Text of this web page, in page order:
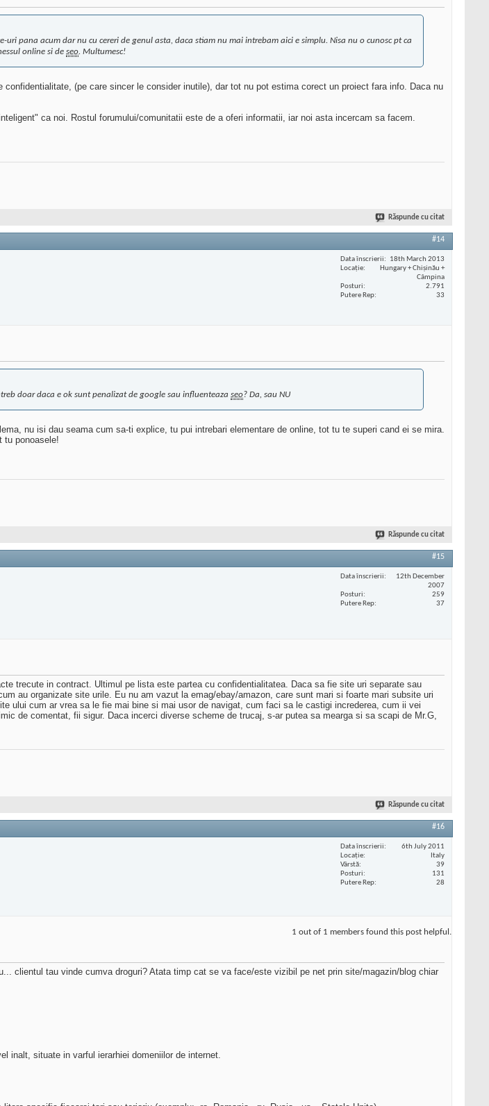
pana acum dar nu cu cereri de genul asta, daca stiam nu mai intrebam aici e simplu. Nisa nu o cunosc pt ca
online si de seo. Multumesc!
(pe care sincer le consider inutile), dar tot nu pot estima corect un proiect fara info. Daca nu
ca noi. Rostul forumului/comunitatii este de a oferi informatii, iar noi asta incercam sa facem.
Răspunde cu citat
#14
Data înscrierii
18th March 2013
Locaţie
Hungary + Chișinău +
Câmpina
Posturi
2.791
Putere Rep
33
doar daca e ok sunt penalizat de google sau influenteaza seo? Da, sau NU
nu isi dau seama cum sa-ti explice, tu pui intrebari elementare de online, tot tu te superi cand ei se mira.
tu ponoasele!
Răspunde cu citat
#15
Data înscrierii
12th December
2007
Posturi
259
Putere Rep
37
trecute in contract. Ultimul pe lista este partea cu confidentialitatea. Daca sa fie site uri separate sau
au organizate site urile. Eu nu am vazut la emag/ebay/amazon, care sunt mari si foarte mari subsite uri
ului cum ar vrea sa le fie mai bine si mai usor de navigat, cum faci sa le castigi increderea, cum ii vei
de comentat, fii sigur. Daca incerci diverse scheme de trucaj, s-ar putea sa mearga si sa scapi de Mr.G,
Răspunde cu citat
#16
Data înscrierii
6th July 2011
Locaţie
Italy
Vârstă
39
Posturi
131
Putere Rep
28
1 out of 1 members found this post helpful.
clientul tau vinde cumva droguri? Atata timp cat se va face/este vizibil pe net prin site/magazin/blog chiar
inalt, situate in varful ierarhiei domeniilor de internet.